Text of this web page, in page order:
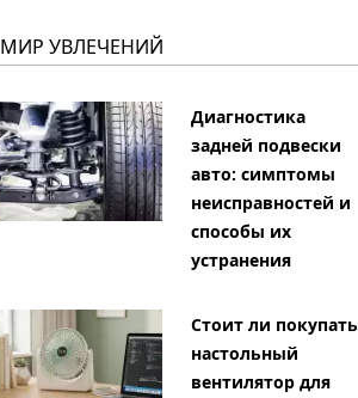
МИР УВЛЕЧЕНИЙ
Диагностика
задней подвески
авто: симптомы
неисправностей и
способы их
устранения
Стоит ли покупать
настольный
вентилятор для